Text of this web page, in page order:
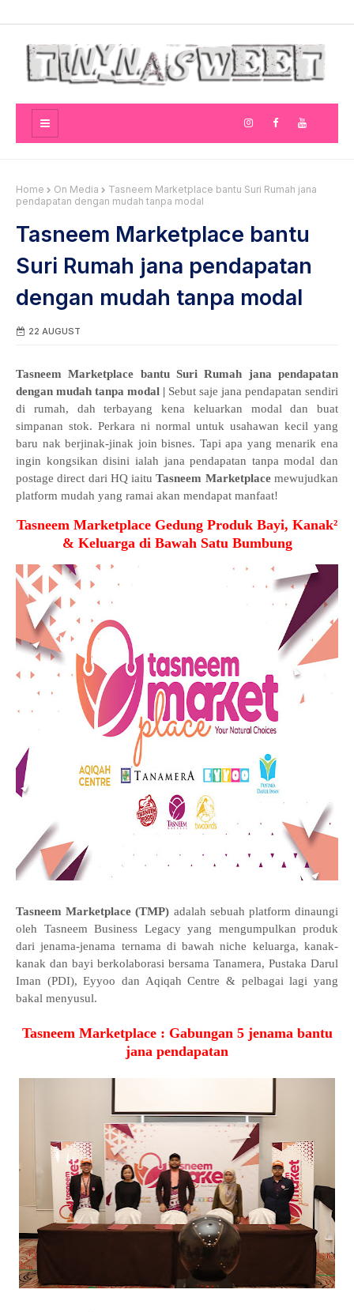
Home On Media
Tasneem Marketplace bantu Suri Rumah jana
pendapatan dengan mudah tanpa modal
Tasneem Marketplace bantu
Suri Rumah jana pendapatan
dengan mudah tanpa modal
22 AUGUST
Tasneem Marketplace bantu Suri Rumah jana pendapatan
dengan mudah tanpa modal | Sebut saje jana pendapatan sendiri
di rumah, dah terbayang kena keluarkan modal dan buat
simpanan stok. Perkara ni normal untuk usahawan kecil yang
baru nak berjinak-jinak join bisnes. Tapi apa yang menarik ena
ingin kongsikan disini ialah jana pendapatan tanpa modal dan
postage direct dari HQ iaituTasneem Marketplacemewujudkan
platform mudah yang ramai akan mendapat manfaat!
Tasneem Marketplace Gedung Produk Bayi, Kanak²
& Keluarga di Bawah Satu Bumbung
Tasneem Marketplace (TMP) adalah sebuah platform dinaungi
oleh Tasneem Business Legacy yang mengumpulkan produk
dari jenama-jenama ternama di bawah niche keluarga, kanak-
kanak dan bayi berkolaborasi bersama Tanamera, Pustaka Darul
Iman (PDI), Eyyoo dan Aqiqah Centre & pelbagai lagi yang
bakal menyusul.
Tasneem Marketplace : Gabungan 5 jenama bantu
jana pendapatan